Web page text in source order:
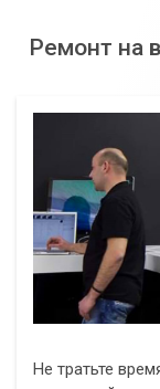
Ремонт на
Не тратьте